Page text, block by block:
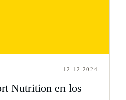
12.12.2024
Nutrition en los